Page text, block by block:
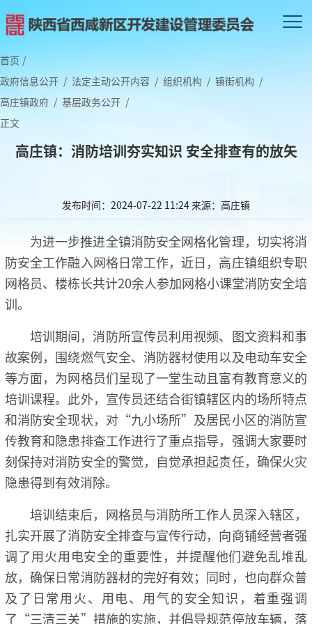
首页 /
政府信息公开 / 法定主动公开内容 / 组织机构 / 镇街机构 /
高庄镇政府 / 基层政务公开 /
正文
高庄镇：消防培训夯实知识 安全排查有的放矢
发布时间：2024-07-22 11:24来源：高庄镇
为进一步推进全镇消防安全网格化管理，切实将消
防安全工作融入网格日常工作，近日，高庄镇组织专职
网格员、楼栋长共计20余人参加网格小课堂消防安全培
训。
培训期间，消防所宣传员利用视频、图文资料和事
故案例，围绕燃气安全、消防器材使用以及电动车安全
等方面，为网格员们呈现了一堂生动且富有教育意义的
培训课程。此外，宣传员还结合街镇辖区内的场所特点
和消防安全现状，对“九小场所”及居民小区的消防宣
传教育和隐患排查工作进行了重点指导，强调大家要时
刻保持对消防安全的警觉，自觉承担起责任，确保火灾
隐患得到有效消除。
培训结束后，网格员与消防所工作人员深入辖区，
扎实开展了消防安全排查与宣传行动，向商铺经营者强
调了用火用电安全的重要性，并提醒他们避免乱堆乱
放，确保日常消防器材的完好有效；同时，也向群众普
及了日常用火、用电、用气的安全知识，着重强调
了“三清三关”措施的实施，并倡导规范停放车辆，落